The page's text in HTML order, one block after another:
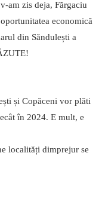
am zis deja, Fărgaciu
economică
din Săndulești a
și Copăceni vor plăti
în 2024. E mult, e
localități dimprejur se